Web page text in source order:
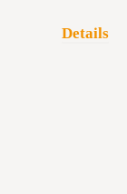
Details